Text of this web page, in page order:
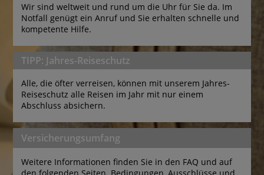
Wir sind weltweit und rund um die Uhr für Sie da. Im
Notfall genügt ein Anruf und Sie erhalten schnelle und
kompetente Hilfe.
TIPP: Jahres-Reiseschutz
Alle, die öfter verreisen, können mit unserem Jahres-
Reiseschutz alle Reisen im Jahr mit nur einem
Abschluss absichern.
Versicherungsumfang
Weitere Informationen finden Sie in den FAQ und auf